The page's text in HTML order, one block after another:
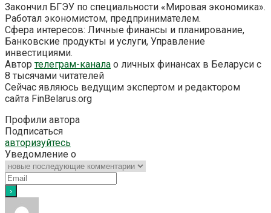
Закончил БГЭУ по специальности «Мировая экономика».
Работал экономистом, предпринимателем.
Сфера интересов: Личные финансы и планирование,
Банковские продукты и услуги, Управление
инвестициями.
Автортелеграм-канала о личных финансах в Беларуси с
8 тысячами читателей
Сейчас являюсь ведущим экспертом и редактором
сайта FinBelarus.org
Профили автора
Подписаться
авторизуйтесь
Уведомление о